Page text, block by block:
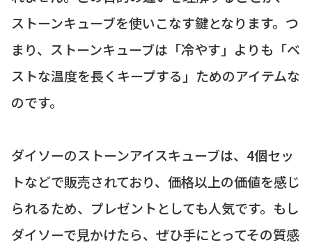
ストーンキューブを使いこなす鍵となります。つ
まり、ストーンキューブは「冷やす」よりも「ベ
ストな温度を長くキープする」ためのアイテムな
のです。
ダイソーのストーンアイスキューブは、4個セッ
トなどで販売されており、価格以上の価値を感じ
られるため、プレゼントとしても人気です。もし
ダイソーで見かけたら、ぜひ手にとってその質感